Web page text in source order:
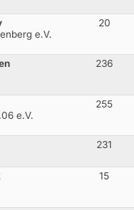
e.V.
20
236
e.V.
255
231
15